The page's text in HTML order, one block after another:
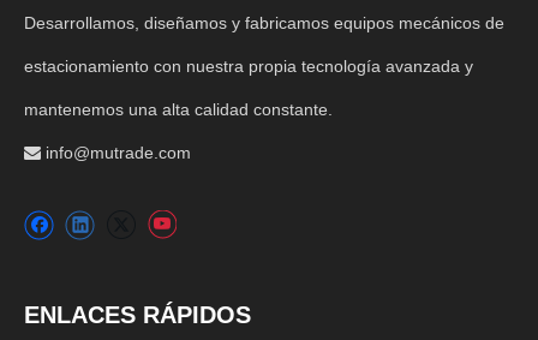
Desarrollamos, diseñamos y fabricamos equipos mecánicos de
estacionamiento con nuestra propia tecnología avanzada y
mantenemos una alta calidad constante.
 info@mutrade.com
ENLACES RÁPIDOS